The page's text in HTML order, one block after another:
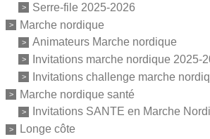
Serre-file 2025-2026
Marche nordique
Animateurs Marche nordique
Invitations marche nordique 2025-
Invitations challenge marche
Marche nordique santé
Invitations SANTE en Marche
Longe côte